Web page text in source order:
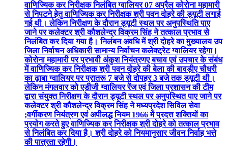
वाणिज्यिक कर निरीक्षक निलंबित ग्वालियर 07 अप्रैल कोरोना महामारी
से निपटने हेतु वाणिज्यिक कर निरीक्षक श्री पवन दोहरे की ड्यूटी लगाई
गई थी। लेकिन निरीक्षण के दौरान ड्यूटी स्थल पर अनुपस्थिति पाए
जाने पर कलेक्टर श्री कौशलेन्द्र विक्रम सिंह ने तत्काल प्रभाव से
निलंबित कर दिया गया है। निलंबन अवधि में श्री दोहरे का मुख्यालय उप
जिला निर्वाचन अधिकारी सामान्य निर्वाचन कलेक्ट्रेट ग्वालियर रहेगा।
कोरोना महामारी पर प्रभावी अंकुश नियंत्रणए बचाव एवं उपचार के संबंध
में वाणिज्यिक कर निरीक्षक श्री पवन दोहरे की बेला की बावड़ीए चौधरी
का ढ़ाबा ग्वालियर पर प्रातरू 7 बजे से दोपहर 3 बजे तक ड्यूटी थी।
लेकिन मंगलवार को एडीजी ग्वालियर रेंज एवं जिला प्रशासन की टीम
द्वारा संयुक्त निरीक्षण के दौरान ड्यूटी स्थल पर अनुपस्थित पाए जाने पर
कलेक्टर श्री कौशलेन्द्र विक्रम सिंह ने मध्यप्रदेश सिविल सेवा
;वर्गीकरण नियंत्रण एवं अपीलद्ध नियम 1966 में प्रदत्त शक्तियों का
प्रयोग करते हुए वाणिज्यिक कर निरीक्षक श्री दोहरे को तत्काल प्रभाव
से निलंबित कर दिया है। श्री दोहरे को नियमानुसार जीवन निर्वाह भत्ते
की पात्रता रहेगी।